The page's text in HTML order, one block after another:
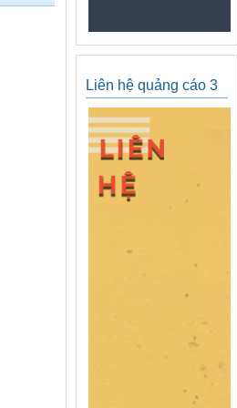
Liên hệ quảng cáo 3